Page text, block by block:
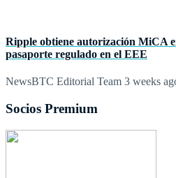
Ripple obtiene autorización MiCA
pasaporte regulado en el EEE
NewsBTC Editorial Team 3 weeks
Socios Premium